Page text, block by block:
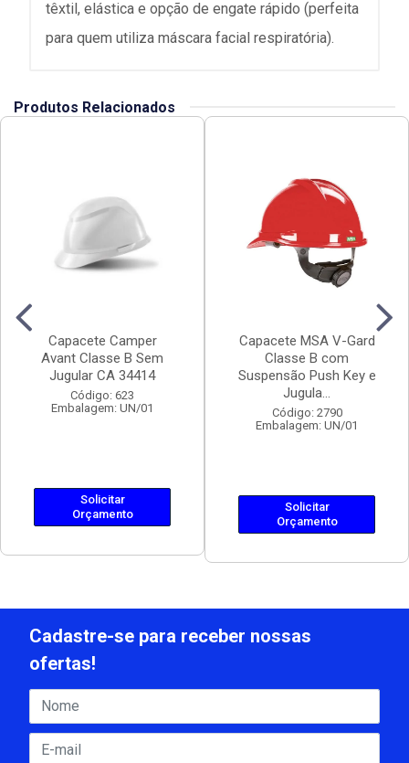
têxtil, elástica e opção de engate rápido (perfeita
para quem utiliza máscara facial respiratória).
Produtos Relacionados
Capacete Camper
Avant Classe B Sem
Jugular CA 34414
Código: 623
Embalagem: UN/01
Solicitar
Orçamento
Capacete MSA V-Gard
Classe B com
Suspensão Push Key e
Jugula...
Código: 2790
Embalagem: UN/01
Solicitar
Orçamento
Cadastre-se para receber nossas
ofertas!